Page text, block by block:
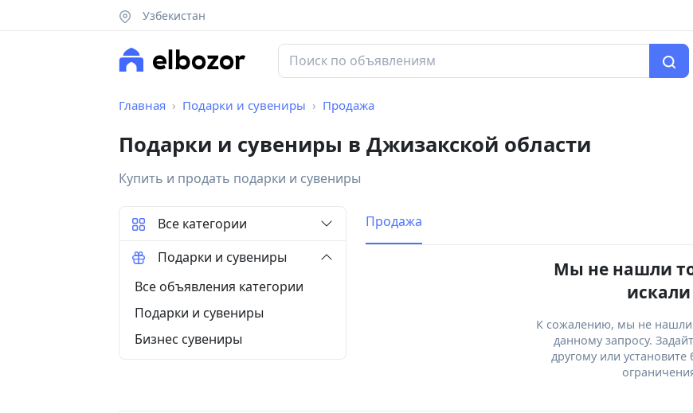
Узбекистан
Главная Подарки и сувениры Продажа
Подарки и сувениры в Джизакской области
Купить и продать подарки и сувениры
Продажа
Мы не нашли
искали
К сожалению, мы не
данному запросу.
другому или установите
Все категории
Подарки и сувениры
Все объявления категории
Подарки и сувениры
Бизнес сувениры